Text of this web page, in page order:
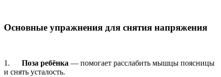
Основные упражнения для снятия напряжения
1. Поза ребёнка — помогает расслабить мышцы поясницы
и снять усталость.